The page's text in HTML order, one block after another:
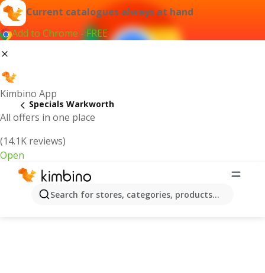
Current catalogues always at hand
Add to Chrome - FREE
Kimbino App
All offers in one place
(14.1K reviews)
Open
Search for stores, categories, products...
Specials Warkworth